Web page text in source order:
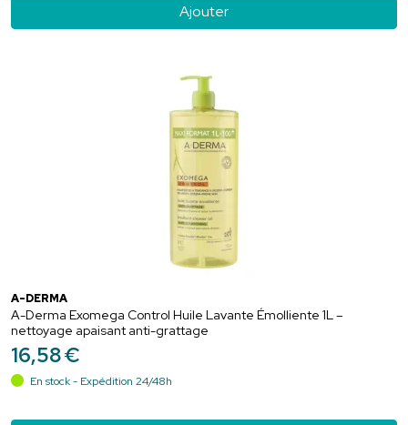
Ajouter
A-DERMA
A-Derma Exomega Control Huile Lavante Émolliente 1L –
nettoyage apaisant anti-grattage
16,58€
En stock - Expédition 24/48h